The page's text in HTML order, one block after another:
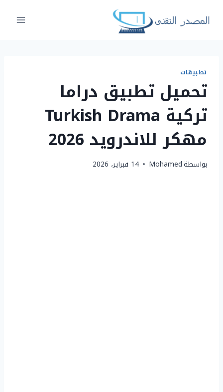
تطبيقات
تحميل تطبيق دراما
تركية Turkish Drama
مهكر للاندرويد 2026
بواسطةMohamed 14 فبراير، 2026